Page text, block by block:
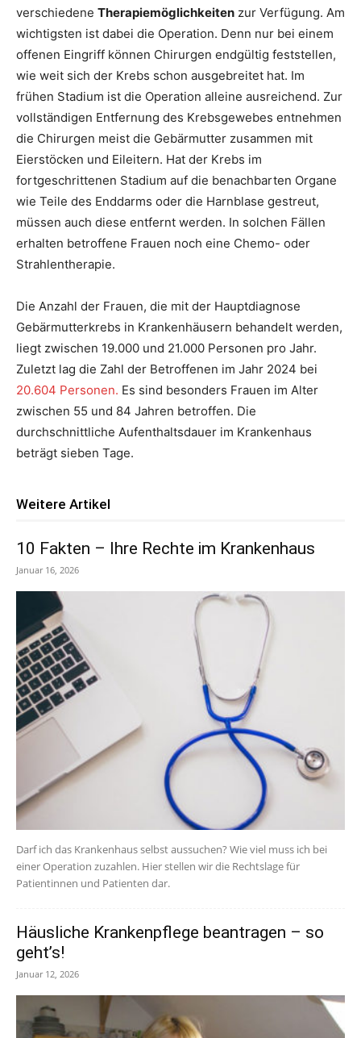
verschiedene Therapiemöglichkeiten zur Verfügung. Am
wichtigsten ist dabei die Operation. Denn nur bei einem
offenen Eingriff können Chirurgen endgültig feststellen,
wie weit sich der Krebs schon ausgebreitet hat. Im
frühen Stadium ist die Operation alleine ausreichend. Zur
vollständigen Entfernung des Krebsgewebes entnehmen
die Chirurgen meist die Gebärmutter zusammen mit
Eierstöcken und Eileitern. Hat der Krebs im
fortgeschrittenen Stadium auf die benachbarten Organe
wie Teile des Enddarms oder die Harnblase gestreut,
müssen auch diese entfernt werden. In solchen Fällen
erhalten betroffene Frauen noch eine Chemo- oder
Strahlentherapie.
Die Anzahl der Frauen, die mit der Hauptdiagnose
Gebärmutterkrebs in Krankenhäusern behandelt werden,
liegt zwischen 19.000 und 21.000 Personen pro Jahr.
Zuletzt lag die Zahl der Betroffenen im Jahr 2024 bei
20.604 Personen. Es sind besonders Frauen im Alter
zwischen 55 und 84 Jahren betroffen. Die
durchschnittliche Aufenthaltsdauer im Krankenhaus
beträgt sieben Tage.
Weitere Artikel
10 Fakten – Ihre Rechte im Krankenhaus
Januar 16, 2026
Darf ich das Krankenhaus selbst aussuchen? Wie viel muss ich bei
einer Operation zuzahlen. Hier stellen wir die Rechtslage für
Patientinnen und Patienten dar.
Häusliche Krankenpflege beantragen – so
geht’s!
Januar 12, 2026